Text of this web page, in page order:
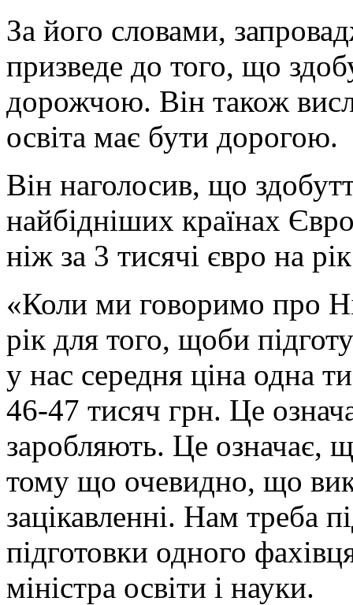
За його словами,
призведе до того, що
дорожчою. Він також
освіта має бути дорогою.
Він наголосив, що
найбідніших країнах
ніж за 3 тисячі євро на
«Коли ми говоримо про
рік для того, щоби
у нас середня ціна одна
46-47 тисяч грн. Це
заробляють. Це означає,
тому що очевидно, що
зацікавленні. Нам треба
підготовки одного
міністра освіти і науки.